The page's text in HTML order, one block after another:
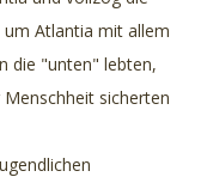
Atlantia mit allem
die "unten" lebten,
sicherten